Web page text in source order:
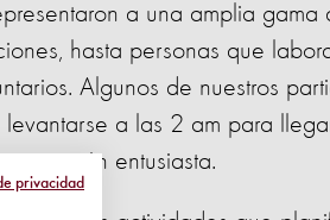
a una amplia gama
hasta personas que
Algunos de nuestros
levantarse a las 2 am para
entusiasta.
privacidad